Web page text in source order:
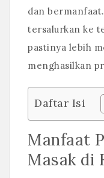
dan
tersalurkan ke
pastinya lebih
menghasilkan
Daftar Isi
Manfaat
Masak di